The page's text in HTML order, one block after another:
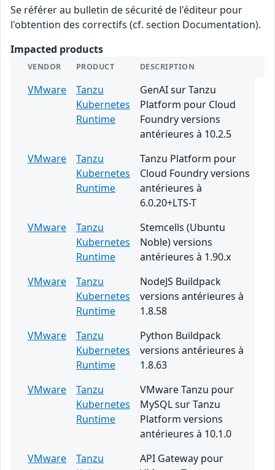
Se référer au bulletin de sécurité de l'éditeur pour
l'obtention des correctifs (cf. section Documentation).
Impacted products
VENDOR PRODUCT DESCRIPTION
VMware
Tanzu
Kubernetes
Runtime
GenAI sur Tanzu
Platform pour Cloud
Foundry versions
antérieures à 10.2.5
VMware
Tanzu
Kubernetes
Runtime
Tanzu Platform pour
Cloud Foundry versions
antérieures à
6.0.20+LTS-T
VMware
Tanzu
Kubernetes
Runtime
Stemcells (Ubuntu
Noble) versions
antérieures à 1.90.x
VMware
Tanzu
Kubernetes
Runtime
NodeJS Buildpack
versions antérieures à
1.8.58
VMware
Tanzu
Kubernetes
Runtime
Python Buildpack
versions antérieures à
1.8.63
VMware
Tanzu
Kubernetes
Runtime
VMware Tanzu pour
MySQL sur Tanzu
Platform versions
antérieures à 10.1.0
VMware
Tanzu
API Gateway pour